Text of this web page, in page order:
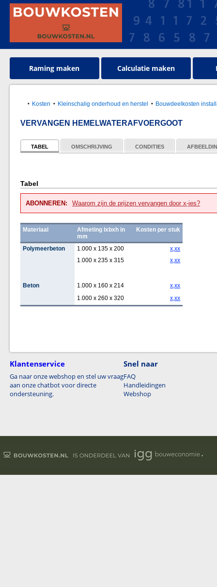
Raming maken Calculatie maken
Kosten Kleinschalig onderhoud en herstel Bouwdeelkosten
VERVANGEN HEMELWATERAFVOERGOOT
TABEL OMSCHRIJVING CONDITIES
Tabel
ABONNEREN: Waarom zijn de prijzen vervangen door x-jes?
Materiaal
Afmeting lxbxh in
mm
Kosten per stuk
Polymeerbeton 1.000 x 135 x 200
x,xx
1.000 x 235 x 315
x,xx
Beton 1.000 x 160 x 214
x,xx
1.000 x 260 x 320
x,xx
Klantenservice
Ga naar onze webshop en stel uw vraag
aan onze chatbot voor directe
ondersteuning.
Snel naar
FAQ
Handleidingen
Webshop